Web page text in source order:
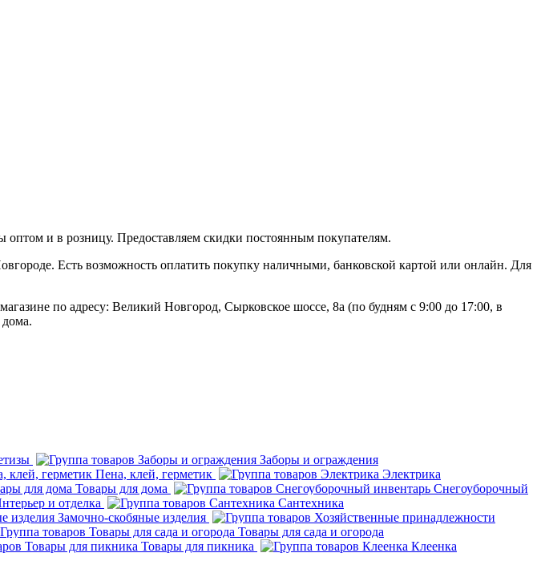
и в розницу. Предоставляем скидки постоянным покупателям.
Есть возможность оплатить покупку наличными, банковской картой или онлайн. Для
по адресу: Великий Новгород, Сырковское шоссе, 8а (по будням с 9:00 до 17:00, в
Заборы и ограждения
Пена, клей, герметик
Электрика
Товары для дома
Снегоуборочный
и отделка
Сантехника
Замочно-скобяные изделия
Товары для сада и огорода
Товары для пикника
Клеенка